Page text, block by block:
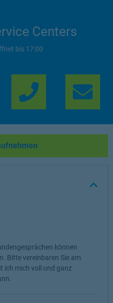
Centers
bis 17:00
Opens in
können
Bitte vereinbaren Sie am
ich mich voll und ganz